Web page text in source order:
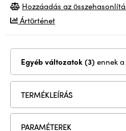
Hozzáadás az
Ártörténet
Egyéb változatok (3) ennek
TERMÉKLEÍRÁS
PARAMÉTEREK